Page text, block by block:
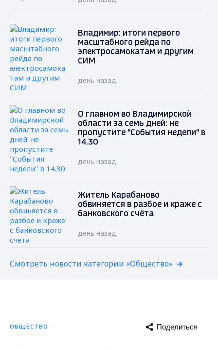
Владимир: итоги первого
масштабного рейда по
электросамокатам и другим
СИМ
день назад
О главном во Владимирской
области за семь дней: не
пропустите "События недели" в
14.30
день назад
Житель Карабаново
обвиняется в разбое и краже с
банковского счёта
день назад
Смотреть новости категории «Общество»
ОБЩЕСТВО Поделиться